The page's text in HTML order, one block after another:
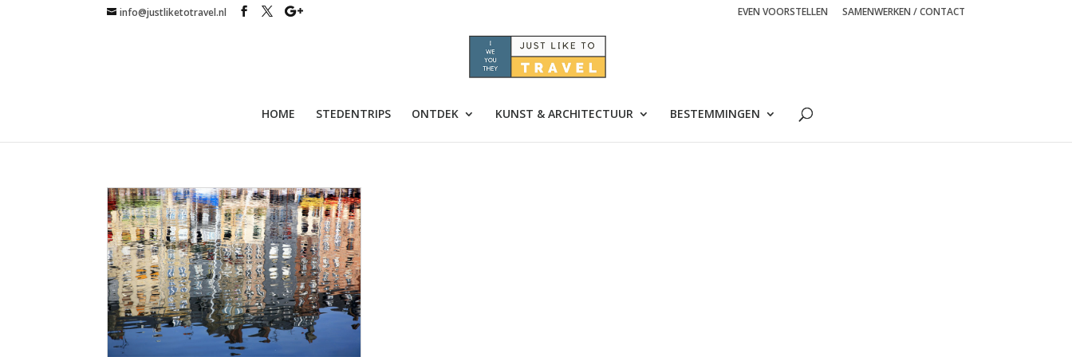
info@justliketotravel.nl EVEN VOORSTELLEN SAMENWERKEN / CONTACT
HOME STEDENTRIPS ONTDEK KUNST & ARCHITECTUUR BESTEMMINGEN